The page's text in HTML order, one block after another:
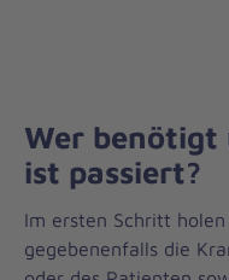
Wer benötigt
ist passiert?
Im ersten Schritt
gegebenenfalls die